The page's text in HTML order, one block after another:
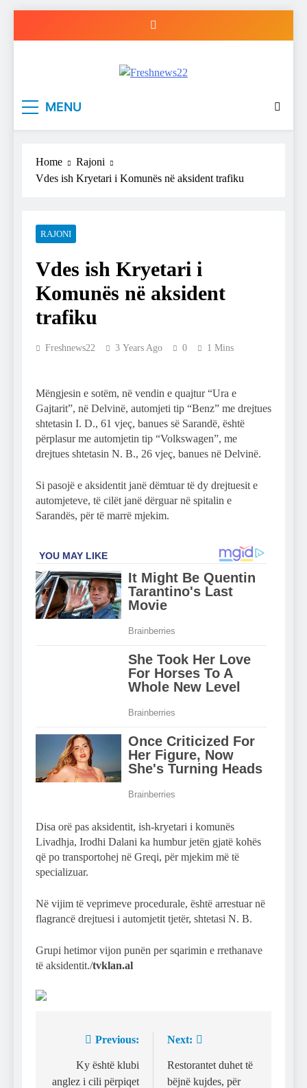
MENU
Home
Rajoni
Vdes ish Kryetari i Komunës në aksident trafiku
RAJONI
Vdes ish Kryetari i
Komunës në aksident
trafiku
Freshnews22 3 Years Ago 0 1 Mins
Mëngjesin e sotëm, në vendin e quajtur “Ura e
Gajtarit”, në Delvinë, automjeti tip “Benz” me drejtues
shtetasin I. D., 61 vjeç, banues së Sarandë, është
përplasur me automjetin tip “Volkswagen”, me
drejtues shtetasin N. B., 26 vjeç, banues në Delvinë.
Si pasojë e aksidentit janë dëmtuar të dy drejtuesit e
automjeteve, të cilët janë dërguar në spitalin e
Sarandës, për të marrë mjekim.
Disa orë pas aksidentit, ish-kryetari i komunës
Livadhja, Irodhi Dalani ka humbur jetën gjatë kohës
që po transportohej në Greqi, për mjekim më të
specializuar.
Në vijim të veprimeve procedurale, është arrestuar në
flagrancë drejtuesi i automjetit tjetër, shtetasi N. B.
Grupi hetimor vijon punën per sqarimin e rrethanave
të aksidentit./tvklan.al
navigation
Previous:
Ky është klubi
anglez i cili përpiqet
Next:
Restorantet duhet të
bëjnë kujdes, për